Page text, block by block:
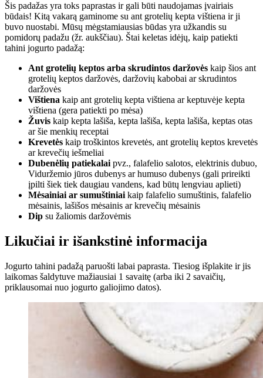
Šis padažas yra toks paprastas ir gali būti naudojamas įvairiais
būdais! Kitą vakarą gaminome su ant grotelių kepta vištiena ir ji
buvo nuostabi. Mūsų mėgstamiausias būdas yra užkandis su
pomidorų padažu (žr. aukščiau). Štai keletas idėjų, kaip patiekti
tahini jogurto padažą:
Ant grotelių keptos arba skrudintos daržovės kaip šios ant
grotelių keptos daržovės, daržovių kabobai ar skrudintos
daržovės
Vištiena kaip ant grotelių kepta vištiena ar keptuvėje kepta
vištiena (gera patiekti po mėsa)
Žuvis kaip kepta lašiša, kepta lašiša, kepta lašiša, keptas otas
ar šie menkių receptai
Krevetės kaip troškintos krevetės, ant grotelių keptos krevetės
ar krevečių iešmeliai
Dubenėlių patiekalai pvz., falafelio salotos, elektrinis dubuo,
Viduržemio jūros dubenys ar humuso dubenys (gali prireikti
įpilti šiek tiek daugiau vandens, kad būtų lengviau aplieti)
Mėsainiai ar sumuštiniai kaip falafelio sumuštinis, falafelio
mėsainis, lašišos mėsainis ar krevečių mėsainis
Dip su žaliomis daržovėmis
Likučiai ir išankstinė informacija
Jogurto tahini padažą paruošti labai paprasta. Tiesiog išplakite ir jis
laikomas šaldytuve mažiausiai 1 savaitę (arba iki 2 savaičių,
priklausomai nuo jogurto galiojimo datos).